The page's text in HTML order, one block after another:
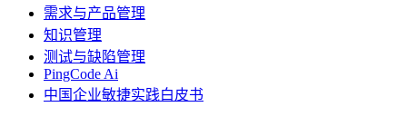
需求与产品管理
知识管理
测试与缺陷管理
PingCode Ai
中国企业敏捷实践白皮书